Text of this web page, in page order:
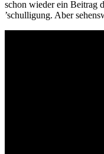
schon wieder ein Beitrag
’schulligung. Aber